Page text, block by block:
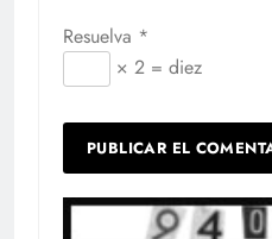
Resuelva *
× 2 = diez